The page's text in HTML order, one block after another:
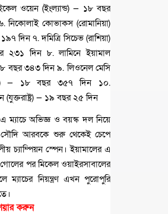
ওয়েন (ইংল্যান্ড) — ১৮ বছর
নিকোলাই কোভাকস (রোমানিয়া)
দিন ৭. দমিত্রি সিচেভ (রাশিয়া)
দিন ৮. লামিনে ইয়ামাল
বছর ৩৪৩ দিন ৯. লিওনেল মেসি
— ১৮ বছর ৩৫৭ দিন ১০.
(যুক্তরাষ্ট্র) — ১৯ বছর ২৫ দিন
ম্যাচে অভিজ্ঞ ও বয়স্ক দল নিয়ে
সৌদি আরবকে শুরু থেকেই চেপে
চ্যাম্পিয়ন স্পেন। ইয়ামালের এ
পর মিকেল ওয়াইরসাবালের
ম্যাচের নিয়ন্ত্রণ এখন পুরোপুরি
করুন